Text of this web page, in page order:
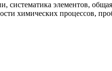
систематика элементов,
химических процессов,